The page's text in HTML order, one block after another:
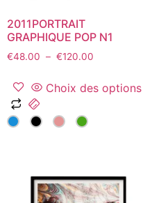
produit
2011PORTRAIT
GRAPHIQUE POP N1
€48.00 – €120.00
prix :
€48.00
Choix des options
Ce
produit
Les